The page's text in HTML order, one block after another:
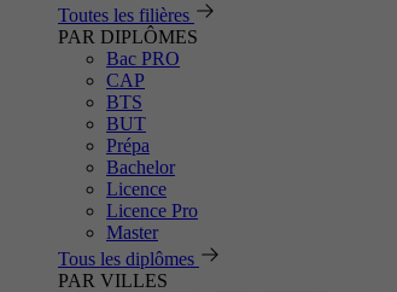
Toutes les filières
PAR DIPLÔMES
Bac PRO
CAP
BTS
BUT
Prépa
Bachelor
Licence
Licence Pro
Master
Tous les diplômes
PAR VILLES